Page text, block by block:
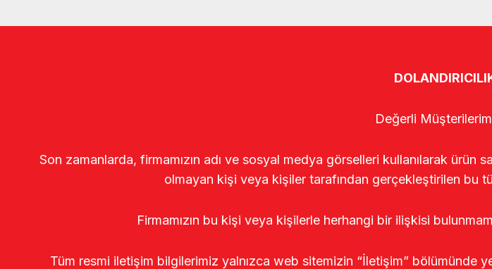
Değerli
Son zamanlarda, firmamızın adı ve sosyal medya görselleri kullanılarak ürün
olmayan kişi veya kişiler tarafından gerçekleştirilen bu
Firmamızın bu kişi veya kişilerle herhangi bir ilişkisi
Tüm resmi iletişim bilgilerimiz yalnızca web sitemizin “İletişim” bölümünde